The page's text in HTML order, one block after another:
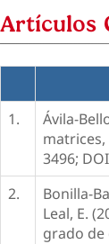
Artículos
1.
Ávila-
3496;
2.
Bonilla-
Leal, E.
grado de